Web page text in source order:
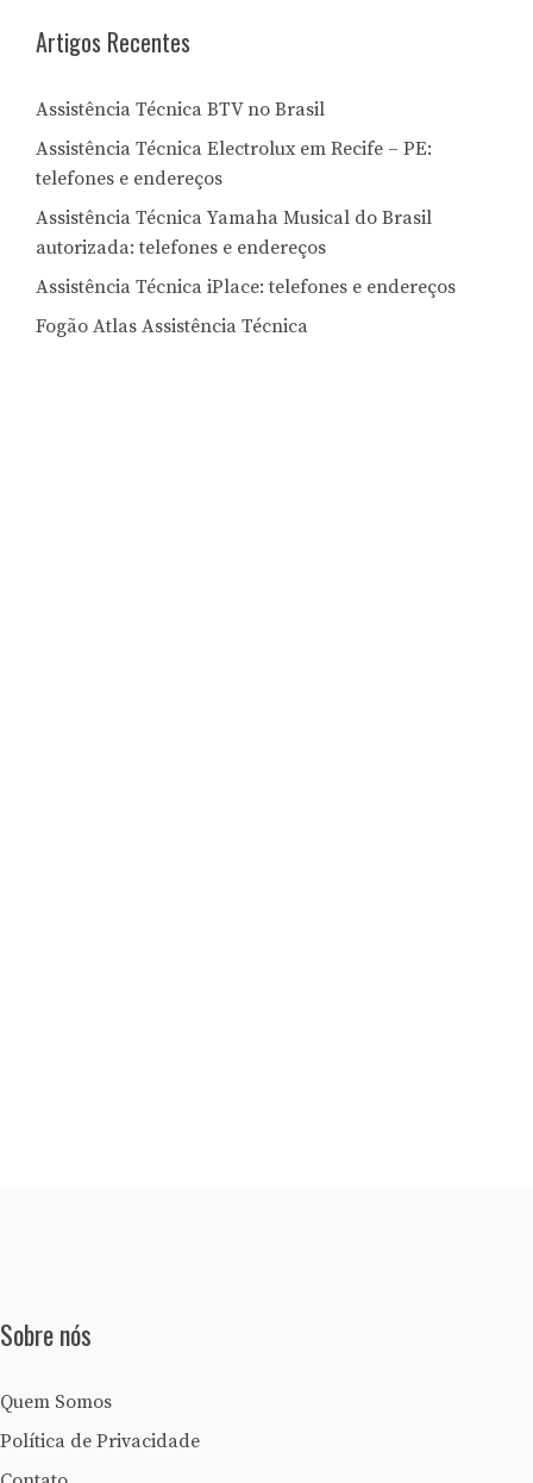
Artigos Recentes
Assistência Técnica BTV no Brasil
Assistência Técnica Electrolux em Recife – PE:
telefones e endereços
Assistência Técnica Yamaha Musical do Brasil
autorizada: telefones e endereços
Assistência Técnica iPlace: telefones e endereços
Fogão Atlas Assistência Técnica
Sobre nós
Quem Somos
Política de Privacidade